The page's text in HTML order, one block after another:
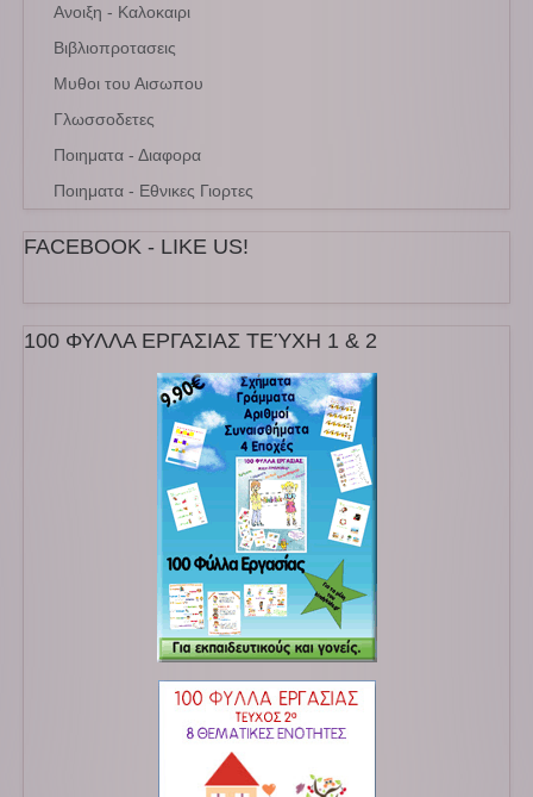
Ανοιξη - Καλοκαιρι
Βιβλιοπροτασεις
Μυθοι του Αισωπου
Γλωσσοδετες
Ποιηματα - Διαφορα
Ποιηματα - Εθνικες Γιορτες
FACEBOOK - LIKE US!
100 ΦΥΛΛΑ ΕΡΓΑΣΙΑΣ ΤΕΎΧΗ 1 & 2